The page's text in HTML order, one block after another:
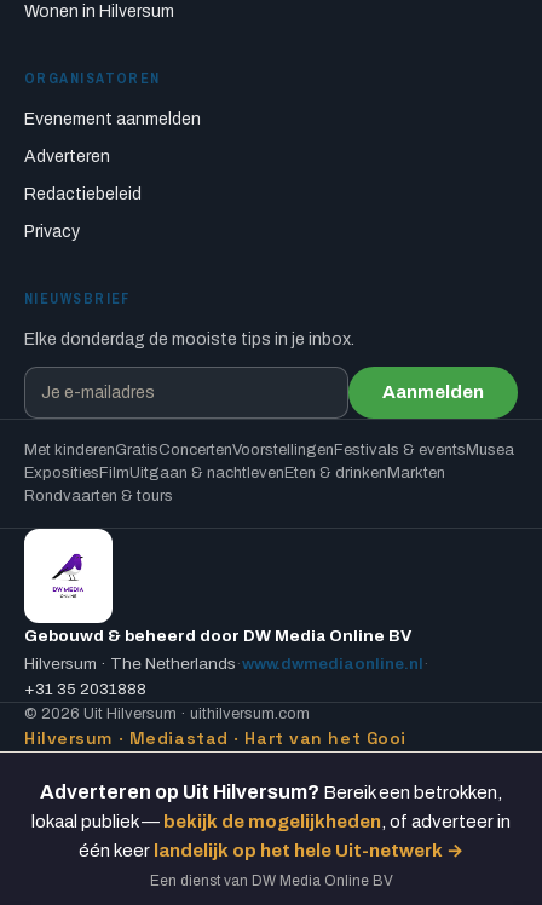
Wonen in Hilversum
ORGANISATOREN
Evenement aanmelden
Adverteren
Redactiebeleid
Privacy
NIEUWSBRIEF
Elke donderdag de mooiste tips in je inbox.
Aanmelden
Met kinderenGratisConcertenVoorstellingenFestivals & eventsMusea
ExpositiesFilmUitgaan & nachtlevenEten & drinkenMarkten
Rondvaarten & tours
Gebouwd & beheerd door DW Media Online BV
Hilversum · The Netherlands ·www.dwmediaonline.nl ·
+31 35 2031888
© 2026 Uit Hilversum · uithilversum.com
Hilversum · Mediastad · Hart van het Gooi
Adverteren op Uit Hilversum? Bereik een betrokken,
lokaal publiek — bekijk de mogelijkheden , of adverteer in
één keer landelijk op het hele Uit-netwerk →
Een dienst van DW Media Online BV